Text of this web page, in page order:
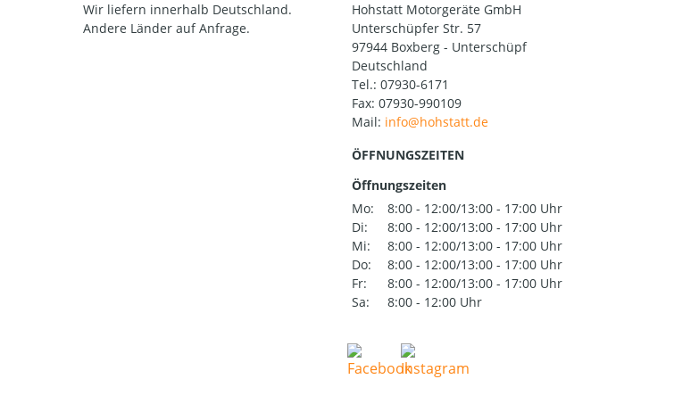
Wir liefern innerhalb Deutschland.
Andere Länder auf Anfrage.
Hohstatt Motorgeräte GmbH
Unterschüpfer Str. 57
97944 Boxberg - Unterschüpf
Deutschland
Tel.: 07930-6171
Fax: 07930-990109
Mail:
ÖFFNUNGSZEITEN
Öffnungszeiten
Mo:
8:00 - 12:00/13:00 - 17:00 Uhr
Di:
8:00 - 12:00/13:00 - 17:00 Uhr
Mi:
8:00 - 12:00/13:00 - 17:00 Uhr
Do:
8:00 - 12:00/13:00 - 17:00 Uhr
Fr:
8:00 - 12:00/13:00 - 17:00 Uhr
Sa:
8:00 - 12:00 Uhr